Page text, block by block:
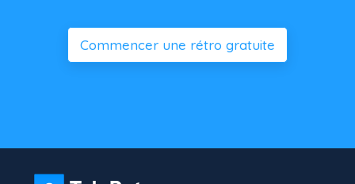
Commencer une rétro gratuite